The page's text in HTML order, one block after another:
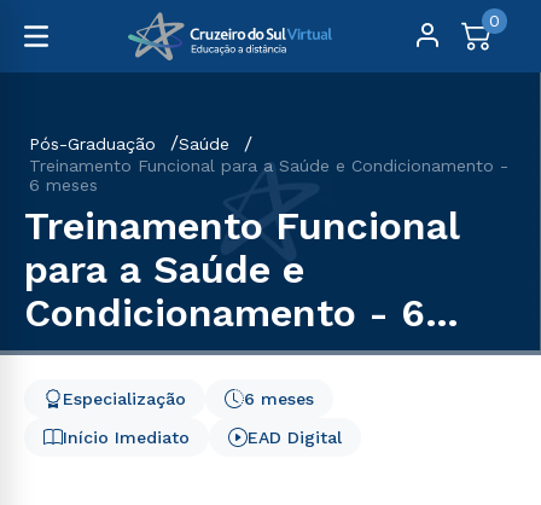
0
Pós-Graduação
Saúde
Treinamento Funcional para a Saúde e Condicionamento -
6 meses
Treinamento Funcional
para a Saúde e
Condicionamento - 6
meses
Início Imediato
6 meses
Especialização
EAD Digital